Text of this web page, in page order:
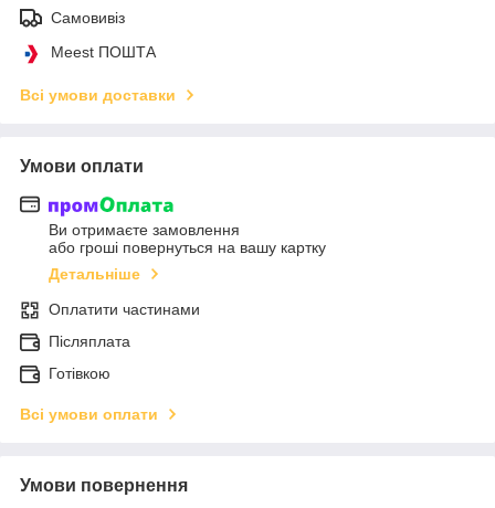
Самовивіз
Meest ПОШТА
Всі умови доставки
Умови оплати
Ви отримаєте замовлення
або гроші повернуться на вашу картку
Детальніше
Оплатити частинами
Післяплата
Готівкою
Всі умови оплати
Умови повернення